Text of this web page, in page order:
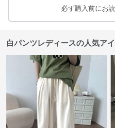
必ず購入前にお
白パンツレディースの人気ア